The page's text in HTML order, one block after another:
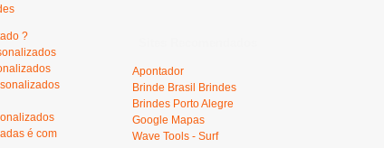
?
é com
Apontador
Brinde Brasil Brindes
Brindes Porto Alegre
Google Mapas
Wave Tools - Surf